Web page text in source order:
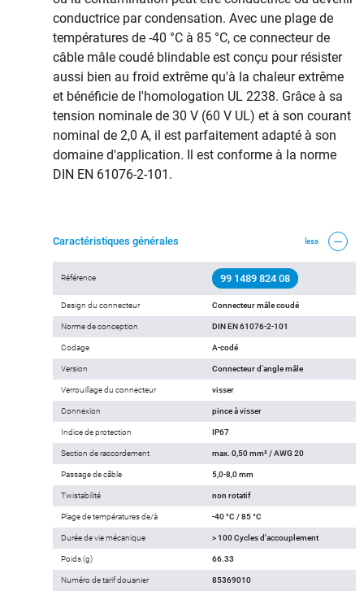
conductrice par condensation. Avec une plage de
températures de -40 °C à 85 °C, ce connecteur de
câble mâle coudé blindable est conçu pour résister
aussi bien au froid extrême qu'à la chaleur extrême
et bénéficie de l'homologation UL 2238. Grâce à sa
tension nominale de 30 V (60 V UL) et à son courant
nominal de 2,0 A, il est parfaitement adapté à son
domaine d'application. Il est conforme à la norme
DIN EN 61076-2-101.
Caractéristiques générales less
Référence 99 1489 824 08
Design du connecteur Connecteur mâle coudé
Norme de conception DIN EN 61076-2-101
Codage A-codé
Version Connecteur d‘angle mâle
Verrouillage du connecteur visser
Connexion pince à visser
Indice de protection IP67
Section de raccordement max. 0,50 mm² / AWG 20
Passage de câble 5,0-8,0 mm
Twistabilité non rotatif
Plage de températures de/à -40 °C / 85 °C
Durée de vie mécanique > 100 Cycles d'accouplement
Poids (g) 66.33
Numéro de tarif douanier 85369010